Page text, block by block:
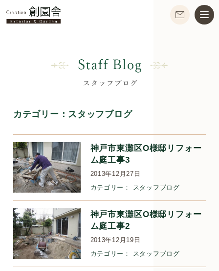
カテゴリー： スタッフブログ
神戸市東灘区O様邸リフォー
ム庭工事3
2013年12月27日
カテゴリー：
スタッフブログ
神戸市東灘区O様邸リフォー
ム庭工事2
2013年12月19日
カテゴリー：
スタッフブログ